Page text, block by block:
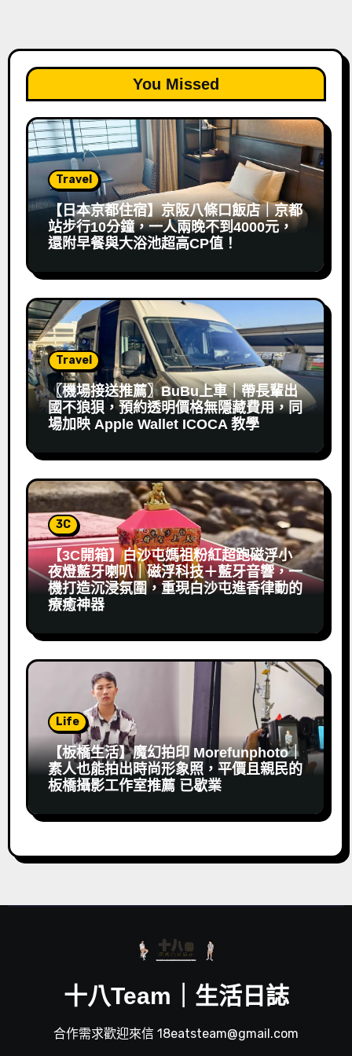
You Missed
Travel
【日本京都住宿】京阪八條口飯店｜京都
站步行10分鐘，一人兩晚不到4000元，
還附早餐與大浴池超高CP值！
Travel
〖機場接送推薦〗BuBu上車｜帶長輩出
國不狼狽，預約透明價格無隱藏費用，同
場加映 Apple Wallet ICOCA 教學
3C
【3C開箱】白沙屯媽祖粉紅超跑磁浮小
夜燈藍牙喇叭｜磁浮科技＋藍牙音響，一
機打造沉浸氛圍，重現白沙屯進香律動的
療癒神器
Life
【板橋生活】魔幻拍印 Morefunphoto｜
素人也能拍出時尚形象照，平價且親民的
板橋攝影工作室推薦 已歇業
十八Team｜生活日誌
合作需求歡迎來信 18eatsteam@gmail.com